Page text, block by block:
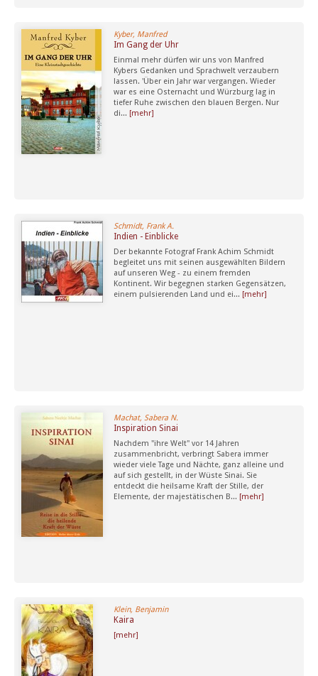
Kyber, Manfred
Im Gang der Uhr
Einmal mehr dürfen wir uns von Manfred
Kybers Gedanken und Sprachwelt verzaubern
lassen. 'Über ein Jahr war vergangen. Wieder
war es eine Osternacht und Würzburg lag in
tiefer Ruhe zwischen den blauen Bergen. Nur
di... [mehr]
Schmidt, Frank A.
Indien - Einblicke
Der bekannte Fotograf Frank Achim Schmidt
begleitet uns mit seinen ausgewählten Bildern
auf unseren Weg - zu einem fremden
Kontinent. Wir begegnen starken Gegensätzen,
einem pulsierenden Land und ei... [mehr]
Machat, Sabera N.
Inspiration Sinai
Nachdem "ihre Welt" vor 14 Jahren
zusammenbricht, verbringt Sabera immer
wieder viele Tage und Nächte, ganz alleine und
auf sich gestellt, in der Wüste Sinai. Sie
entdeckt die heilsame Kraft der Stille, der
Elemente, der majestätischen B... [mehr]
Klein, Benjamin
Kaira
[mehr]